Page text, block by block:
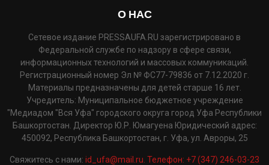
О НАС
Сетевое издание PRESSAUFA.RU зарегистрировано в
Федеральной службе по надзору в сфере связи,
информационных технологий и массовых коммуникаций.
Регистрационный номер Эл № ФС77-79836 от 7.12.2020 г.
Материалы предназначены для детей старше 16 лет.
Учредитель: Муниципальное бюджетное учреждение
"Медиадом "Вся Уфа" городского округа город Уфа Республики
Башкортостан. Директор Ю.Р. Юмагуена Юридический адрес:
450092, Республика Башкортостан, г. Уфа, ул. Авроры, 25
Свяжитесь с нами: id_ufa@mail.ru. Телефон: +7 (347) 246-03-23